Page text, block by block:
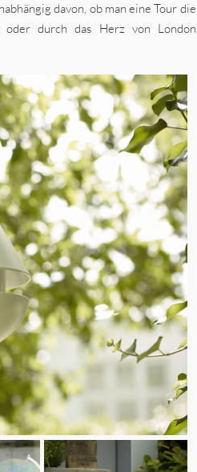
davon, ob man eine Tour die
oder durch das Herz von London